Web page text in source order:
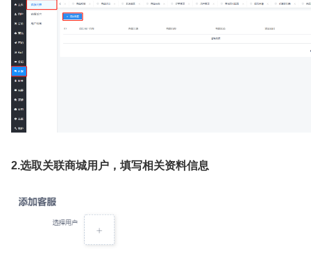
2.选取关联商城用户，填写相关资料信息